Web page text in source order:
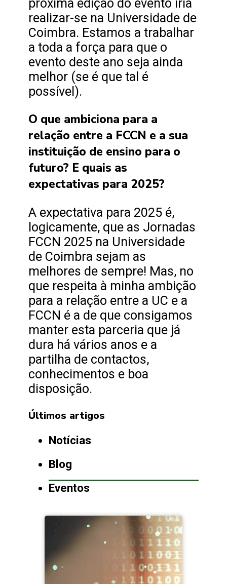
próxima edição do evento iria
realizar-se na Universidade de
Coimbra. Estamos a trabalhar
a toda a força para que o
evento deste ano seja ainda
melhor (se é que tal é
possível).
O que ambiciona para a
relação entre a FCCN e a sua
instituição de ensino para o
futuro? E quais as
expectativas para 2025?
A expectativa para 2025 é,
logicamente, que as Jornadas
FCCN 2025 na Universidade
de Coimbra sejam as
melhores de sempre! Mas, no
que respeita à minha ambição
para a relação entre a UC e a
FCCN é a de que consigamos
manter esta parceria que já
dura há vários anos e a
partilha de contactos,
conhecimentos e boa
disposição.
Últimos artigos
Notícias
Blog
Eventos